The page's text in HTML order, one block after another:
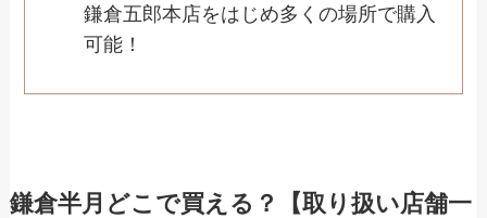
鎌倉五郎本店をはじめ多くの場所で購入
可能！
鎌倉半月どこで買える？【取り扱い店舗一